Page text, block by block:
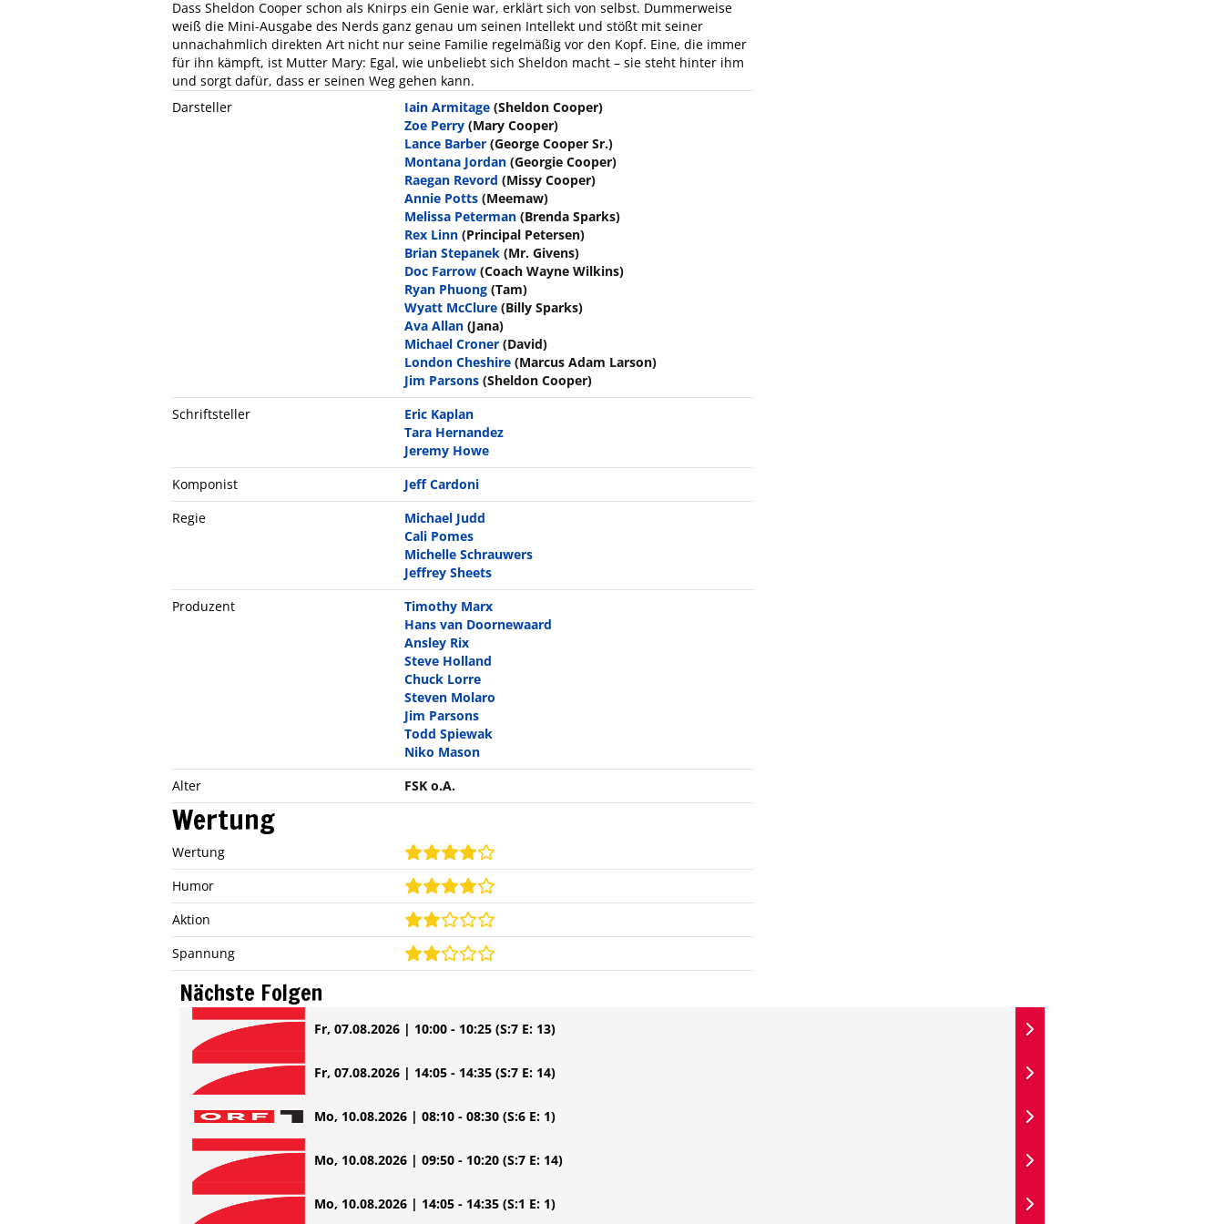
Dass Sheldon Cooper schon als Knirps ein Genie war, erklärt sich von selbst. Dummerweise
weiß die Mini-Ausgabe des Nerds ganz genau um seinen Intellekt und stößt mit seiner
unnachahmlich direkten Art nicht nur seine Familie regelmäßig vor den Kopf. Eine, die immer
für ihn kämpft, ist Mutter Mary: Egal, wie unbeliebt sich Sheldon macht – sie steht hinter ihm
und sorgt dafür, dass er seinen Weg gehen kann.
Darsteller
Iain Armitage (Sheldon Cooper)
Zoe Perry (Mary Cooper)
Lance Barber (George Cooper Sr.)
Montana Jordan (Georgie Cooper)
Raegan Revord (Missy Cooper)
Annie Potts (Meemaw)
Melissa Peterman (Brenda Sparks)
Rex Linn (Principal Petersen)
Brian Stepanek (Mr. Givens)
Doc Farrow (Coach Wayne Wilkins)
Ryan Phuong (Tam)
Wyatt McClure (Billy Sparks)
Ava Allan (Jana)
Michael Croner (David)
London Cheshire (Marcus Adam Larson)
Jim Parsons (Sheldon Cooper)
Schriftsteller
Eric Kaplan
Tara Hernandez
Jeremy Howe
Komponist
Jeff Cardoni
Regie
Michael Judd
Cali Pomes
Michelle Schrauwers
Jeffrey Sheets
Produzent
Timothy Marx
Hans van Doornewaard
Ansley Rix
Steve Holland
Chuck Lorre
Steven Molaro
Jim Parsons
Todd Spiewak
Niko Mason
Alter
FSK o.A.
Wertung
Wertung
Humor
Aktion
Spannung
Nächste Folgen
Fr, 07.08.2026 | 10:00 - 10:25 (S:7 E: 13)
Fr, 07.08.2026 | 14:05 - 14:35 (S:7 E: 14)
Mo, 10.08.2026 | 08:10 - 08:30 (S:6 E: 1)
Mo, 10.08.2026 | 09:50 - 10:20 (S:7 E: 14)
Mo, 10.08.2026 | 14:05 - 14:35 (S:1 E: 1)